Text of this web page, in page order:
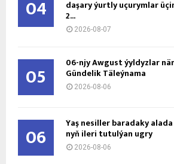
04 daşary ýurtly uçurymlar
2...
2026-08-07
05 06-njy Awgust ýyldyzlar
Gündelik Täleýnama
2026-08-06
06 Ýaş ne­sil­ler ba­ra­da­ky
nyň ile­ri tu­tul­ýan ug­ry
2026-08-06